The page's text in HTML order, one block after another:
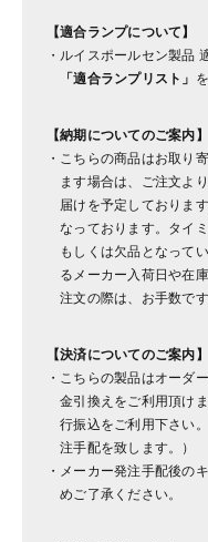
【適合ランプについて】
ルイスポールセン製品
「適合ランプリスト」
【納期についてのご案内】
こちらの商品はお取り
ます場合は、ご注文よ
届けを予定しておりま
なっております。タイ
もしくは欠品となって
るメーカー入荷日や在
注文の際は、お手数で
【決済についてのご案内】
こちらの製品はオーダ
金引換えをご利用頂け
行振込をご利用下さい
注手配を致します。）
メーカー発注手配後の
めご了承ください。